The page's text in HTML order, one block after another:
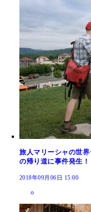
旅人マリーシャの世
の帰り道に事件発生
2018年09月06日 15:00